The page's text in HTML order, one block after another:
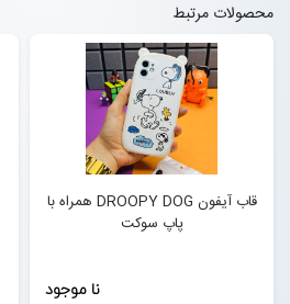
محصولات مرتبط
قاب آیفون DROOPY DOG همراه با
پاپ سوکت
نا موجود